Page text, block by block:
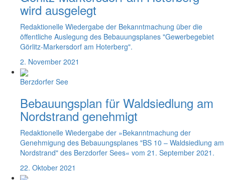
wird ausgelegt
Redaktionelle Wiedergabe der Bekanntmachung über die
öffentliche Auslegung des Bebauungsplanes "Gewerbegebiet
Görlitz-Markersdorf am Hoterberg".
2. November 2021
Berzdorfer See
Bebauungsplan für Waldsiedlung am
Nordstrand genehmigt
Redaktionelle Wiedergabe der »Bekanntmachung der
Genehmigung des Bebauungsplanes "BS 10 – Waldsiedlung am
Nordstrand" des Berzdorfer Sees« vom 21. September 2021.
22. Oktober 2021